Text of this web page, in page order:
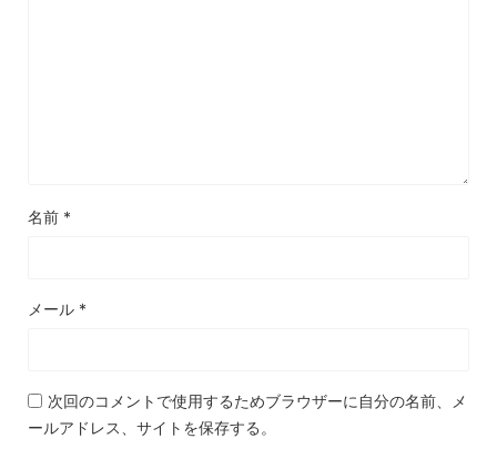
名前 *
メール *
次回のコメントで使用するためブラウザーに自分の名前、メ
ールアドレス、サイトを保存する。